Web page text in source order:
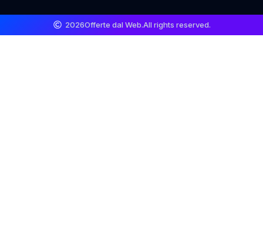
2026Offerte dal Web.All rights reserved.